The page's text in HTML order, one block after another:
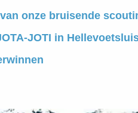
onze bruisende
JOTI in